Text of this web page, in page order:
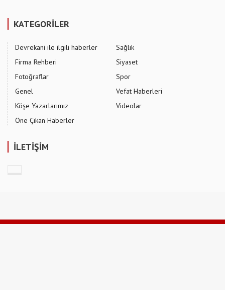
KATEGORİLER
Devrekani ile ilgili haberler
Firma Rehberi
Fotoğraflar
Genel
Köşe Yazarlarımız
Öne Çıkan Haberler
Sağlık
Siyaset
Spor
Vefat Haberleri
Videolar
İLETİŞİM